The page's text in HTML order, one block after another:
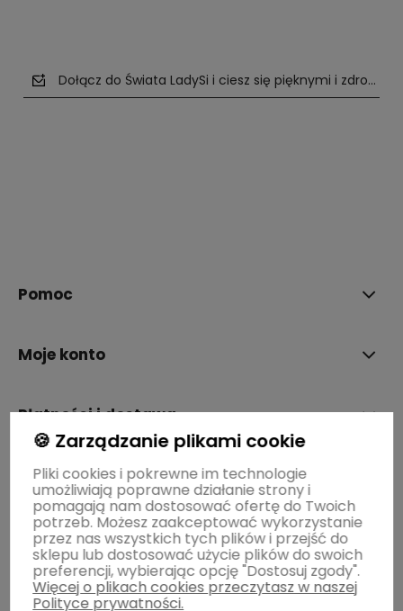
Dołącz do Świata LadySi i ciesz się pięknymi i
Pomoc
Moje konto
Płatności i dostawa
Informacje
O nas
🍪 Zarządzanie plikami cookie
Pliki cookies i pokrewne im technologie
umożliwiają poprawne działanie strony i
pomagają nam dostosować ofertę do Twoich
potrzeb. Możesz zaakceptować wykorzystanie
przez nas wszystkich tych plików i przejść do
sklepu lub dostosować użycie plików do swoich
preferencji, wybierając opcję "Dostosuj zgody".
Więcej o plikach cookies przeczytasz w naszej
Polityce prywatności.